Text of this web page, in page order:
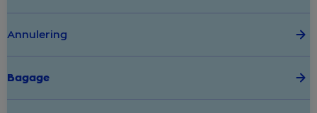
Annulering
Bagage